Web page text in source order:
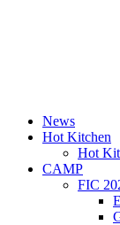
News
Hot Kitchen
Hot
CAMP
FIC